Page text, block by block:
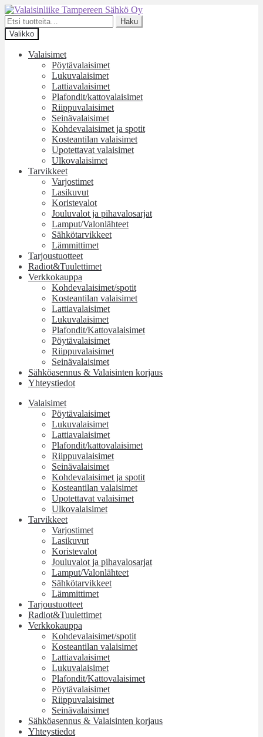
Siirry
navigointiin
Siirry
sisältöön
Etsi:
Haku
Valikko
Valaisimet
Pöytävalaisimet
Lukuvalaisimet
Lattiavalaisimet
Plafondit/kattovalaisimet
Riippuvalaisimet
Seinävalaisimet
Kohdevalaisimet ja spotit
Kosteantilan valaisimet
Upotettavat valaisimet
Ulkovalaisimet
Tarvikkeet
Varjostimet
Lasikuvut
Koristevalot
Jouluvalot ja pihavalosarjat
Lamput/Valonlähteet
Sähkötarvikkeet
Lämmittimet
Tarjoustuotteet
Radiot&Tuulettimet
Verkkokauppa
Kohdevalaisimet/spotit
Kosteantilan valaisimet
Lattiavalaisimet
Lukuvalaisimet
Plafondit/Kattovalaisimet
Pöytävalaisimet
Riippuvalaisimet
Seinävalaisimet
Sähköasennus & Valaisinten korjaus
Yhteystiedot
Valaisimet
Pöytävalaisimet
Lukuvalaisimet
Lattiavalaisimet
Plafondit/kattovalaisimet
Riippuvalaisimet
Seinävalaisimet
Kohdevalaisimet ja spotit
Kosteantilan valaisimet
Upotettavat valaisimet
Ulkovalaisimet
Tarvikkeet
Varjostimet
Lasikuvut
Koristevalot
Jouluvalot ja pihavalosarjat
Lamput/Valonlähteet
Sähkötarvikkeet
Lämmittimet
Tarjoustuotteet
Radiot&Tuulettimet
Verkkokauppa
Kohdevalaisimet/spotit
Kosteantilan valaisimet
Lattiavalaisimet
Lukuvalaisimet
Plafondit/Kattovalaisimet
Pöytävalaisimet
Riippuvalaisimet
Seinävalaisimet
Sähköasennus & Valaisinten korjaus
Yhteystiedot